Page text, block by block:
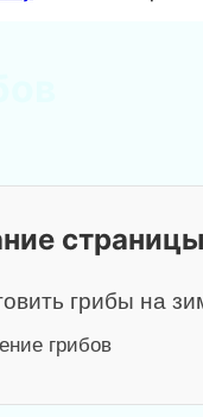
страницы
грибы на
грибов